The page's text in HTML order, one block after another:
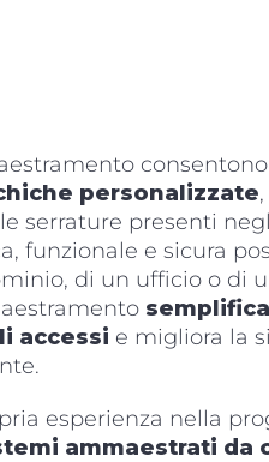
personalizzate
serrature presenti
funzionale e sicura
di un ufficio o di
accessi e migliora la
esperienza nella
ammaestrati da